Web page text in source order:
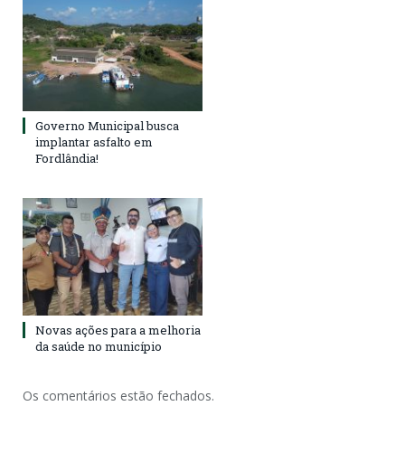
Governo Municipal busca
implantar asfalto em
Fordlândia!
Novas ações para a melhoria
da saúde no município
Os comentários estão fechados.